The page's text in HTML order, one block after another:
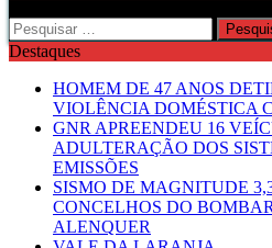
Pesquisar
por:
Destaques
HOMEM DE 47 ANOS
VIOLÊNCIA DOMÉSTICA
GNR APREENDEU 16
ADULTERAÇÃO DOS
EMISSÕES
SISMO DE MAGNITUDE
CONCELHOS DO
ALENQUER